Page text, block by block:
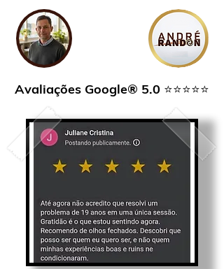
Avaliações Google® 5.0 ⭐⭐⭐⭐⭐